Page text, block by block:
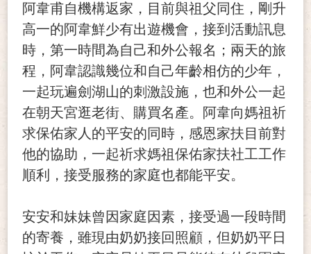
阿韋甫自機構返家，目前與祖父同住，剛升
高一的阿韋鮮少有出遊機會，接到活動訊息
時，第一時間為自己和外公報名；兩天的旅
程，阿韋認識幾位和自己年齡相仿的少年，
一起玩遍劍湖山的刺激設施，也和外公一起
在朝天宮逛老街、購買名產。阿韋向媽祖祈
求保佑家人的平安的同時，感恩家扶目前對
他的協助，一起祈求媽祖保佑家扶社工工作
順利，接受服務的家庭也都能平安。
安安和妹妹曾因家庭因素，接受過一段時間
的寄養，雖現由奶奶接回照顧，但奶奶平日